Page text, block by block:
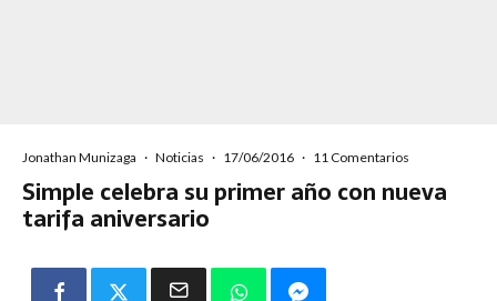
Jonathan Munizaga · Noticias · 17/06/2016 · 11 Comentarios
Simple celebra su primer año con nueva
tarifa aniversario